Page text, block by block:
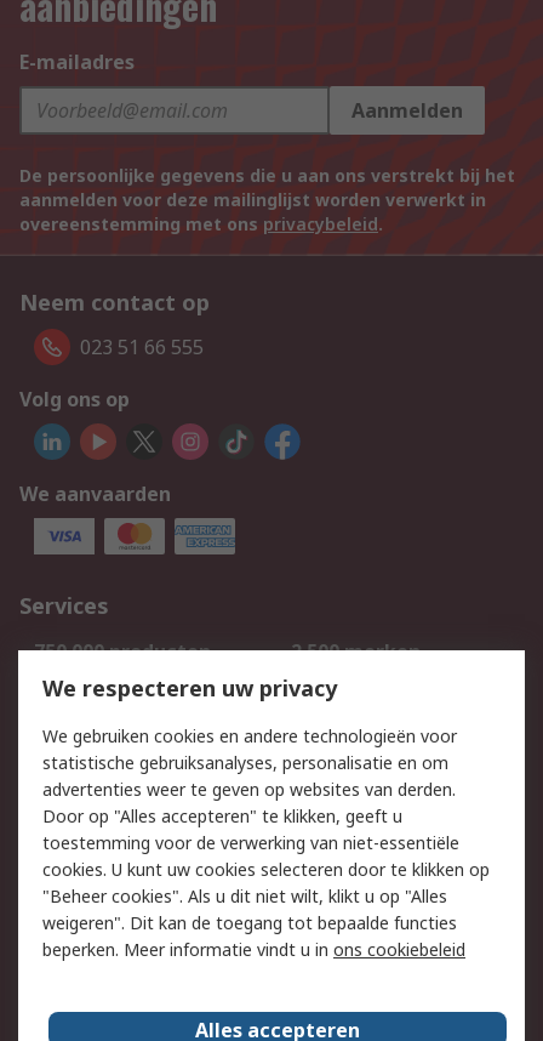
E-mailadres
Aanmelden
De persoonlijke gegevens die u aan ons verstrekt bij het
aanmelden voor deze mailinglijst worden verwerkt in
overeenstemming met ons privacybeleid.
Neem contact op
023 51 66 555
Volg ons op
We aanvaarden
Services
750.000 producten
2.500 merken
Bestellen
Inkoopoplossingen
Track & Trace
Wettelijk
Cookiebeleid
Email veiligheid
Privacybeleid
Websitevoorwaarden
Algemene
verkoopvoorwaarden
Over RS
We respecteren uw privacy
We gebruiken cookies en andere technologieën voor
statistische gebruiksanalyses, personalisatie en om
advertenties weer te geven op websites van derden.
Door op "Alles accepteren" te klikken, geeft u
toestemming voor de verwerking van niet-essentiële
cookies. U kunt uw cookies selecteren door te klikken op
"Beheer cookies". Als u dit niet wilt, klikt u op "Alles
weigeren". Dit kan de toegang tot bepaalde functies
beperken. Meer informatie vindt u in ons cookiebeleid
Alles accepteren